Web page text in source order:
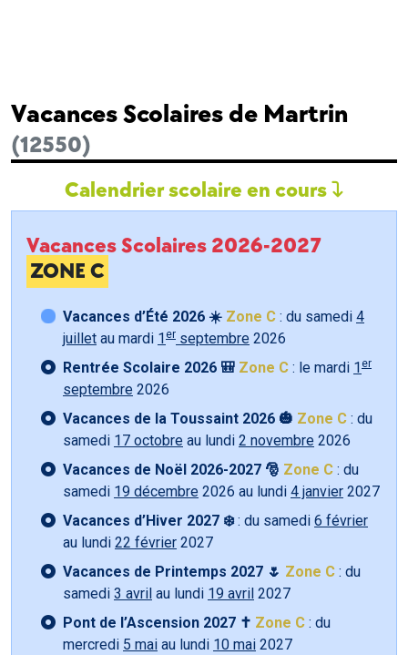
Vacances Scolaires de Martrin
(12550)
Calendrier scolaire en cours
Vacances Scolaires 2026-2027
ZONE C
Vacances d’Été 2026 ☀️ Zone C : du samedi 4
juillet au mardi 1 er septembre 2026
Rentrée Scolaire 2026 🎒 Zone C : le mardi 1 er
septembre 2026
Vacances de la Toussaint 2026 🎃 Zone C : du
samedi 17 octobre au lundi 2 novembre 2026
Vacances de Noël 2026-2027 🎅 Zone C : du
samedi 19 décembre 2026 au lundi 4 janvier 2027
Vacances d’Hiver 2027 ❄️: du samedi 6 février
au lundi 22 février 2027
Vacances de Printemps 2027 🌷 Zone C : du
samedi 3 avril au lundi 19 avril 2027
Pont de l’Ascension 2027 ✝️ Zone C : du
mercredi 5 mai au lundi 10 mai 2027